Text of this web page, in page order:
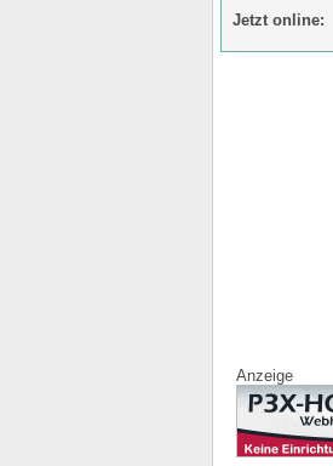
Jetzt online:
Anzeige